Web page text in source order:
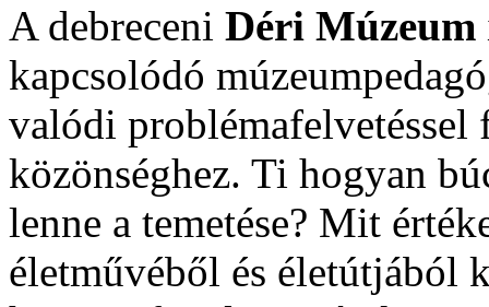
A debreceni Déri Múzeum
kapcsolódó
valódi problémafelvetéssel
közönséghez. Ti hogyan
lenne a temetése? Mit
életművéből és életútjából